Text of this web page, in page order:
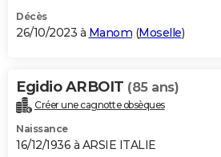
Décès
26/10/2023 à Manom (Moselle)
Egidio ARBOIT (85 ans)
Créer une cagnotte obsèques
Naissance
16/12/1936 à ARSIE ITALIE